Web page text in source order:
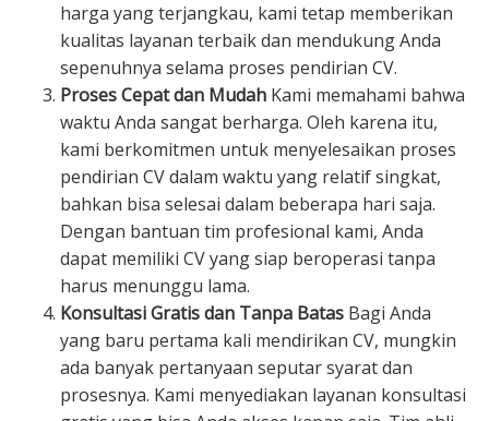
harga yang terjangkau, kami tetap memberikan
kualitas layanan terbaik dan mendukung Anda
sepenuhnya selama proses pendirian CV.
Proses Cepat dan Mudah Kami memahami bahwa
waktu Anda sangat berharga. Oleh karena itu,
kami berkomitmen untuk menyelesaikan proses
pendirian CV dalam waktu yang relatif singkat,
bahkan bisa selesai dalam beberapa hari saja.
Dengan bantuan tim profesional kami, Anda
dapat memiliki CV yang siap beroperasi tanpa
harus menunggu lama.
Konsultasi Gratis dan Tanpa Batas Bagi Anda
yang baru pertama kali mendirikan CV, mungkin
ada banyak pertanyaan seputar syarat dan
prosesnya. Kami menyediakan layanan konsultasi